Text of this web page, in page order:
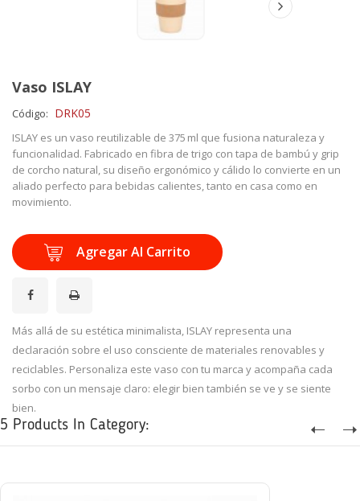
Vaso ISLAY
Código: DRK05
ISLAY es un vaso reutilizable de 375 ml que fusiona naturaleza y
funcionalidad. Fabricado en fibra de trigo con tapa de bambú y grip
de corcho natural, su diseño ergonómico y cálido lo convierte en un
aliado perfecto para bebidas calientes, tanto en casa como en
movimiento.
Agregar Al Carrito
Más allá de su estética minimalista, ISLAY representa una
declaración sobre el uso consciente de materiales renovables y
reciclables. Personaliza este vaso con tu marca y acompaña cada
sorbo con un mensaje claro: elegir bien también se ve y se siente
bien.
5 Products In Category: